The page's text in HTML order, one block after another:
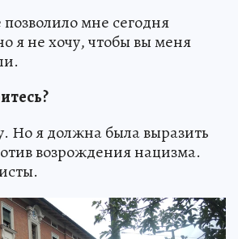
мне сегодня
я не хочу, чтобы вы меня
Но я должна была выразить
возрождения нацизма.